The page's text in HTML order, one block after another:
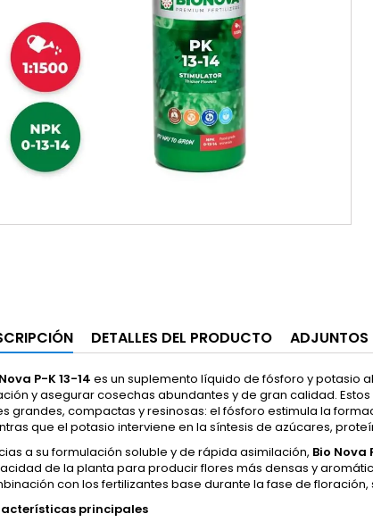
DETALLES DEL PRODUCTO ADJUNTOS
P-K 13-14 es un suplemento líquido de fósforo y potasio
y asegurar cosechas abundantes y de gran calidad.
grandes, compactas y resinosas: el fósforo estimula la
que el potasio interviene en la síntesis de azúcares,
a su formulación soluble y de rápida asimilación, Bio Nova
de la planta para producir flores más densas y
con los fertilizantes base durante la fase de
principales